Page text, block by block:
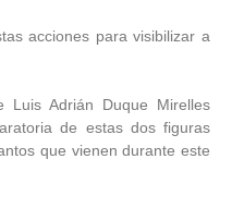
acciones para visibilizar a
Luis Adrián Duque Mirelles
de estas dos figuras
que vienen durante este